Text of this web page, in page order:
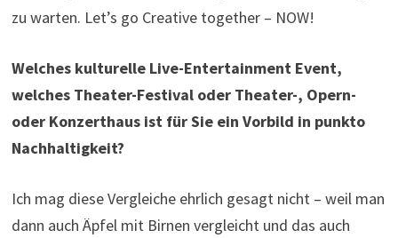
zu warten. Let’s go Creative together – NOW!
Welches kulturelle Live-Entertainment Event,
welches Theater-Festival oder Theater-, Opern-
oder Konzerthaus ist für Sie ein Vorbild in punkto
Nachhaltigkeit?
Ich mag diese Vergleiche ehrlich gesagt nicht – weil man
dann auch Äpfel mit Birnen vergleicht und das auch